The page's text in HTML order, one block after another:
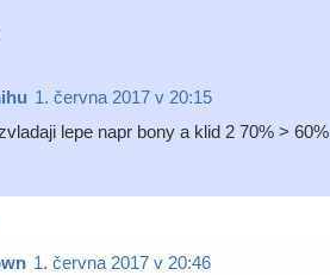
1. června 2017 v 20:15
lepe napr bony a klid 2 70% > 60%
1. června 2017 v 20:46